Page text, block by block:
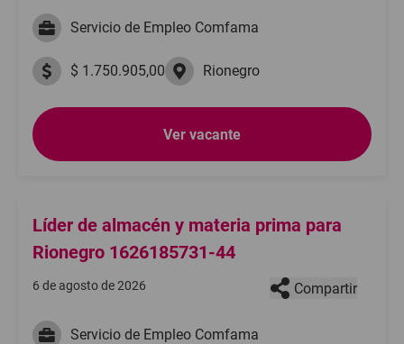
Servicio de Empleo Comfama
$ 1.750.905,00 Rionegro
Ver vacante
Líder de almacén y materia prima para
Rionegro 1626185731-44
6 de agosto de 2026 Compartir
Servicio de Empleo Comfama